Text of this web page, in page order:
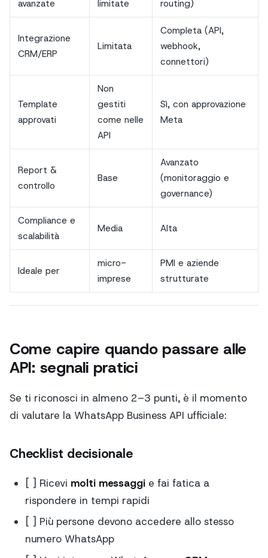
avanzate
limitate
routing)
Integrazione
CRM/ERP
Limitata
Completa (API,
webhook,
connettori)
Template
approvati
Non
gestiti
come nelle
API
Sì, con approvazione
Meta
Report &
controllo
Base
Avanzato
(monitoraggio e
governance)
Compliance e
scalabilità
Media Alta
Ideale per
micro-
imprese
PMI e aziende
strutturate
Come capire quando passare alle
API: segnali pratici
Se ti riconosci in almeno 2–3 punti, è il momento
di valutare la WhatsApp Business API ufficiale:
Checklist decisionale
[ ] Ricevi molti messaggie fai fatica a
rispondere in tempi rapidi
[ ] Più persone devono accedere allo stesso
numero WhatsApp